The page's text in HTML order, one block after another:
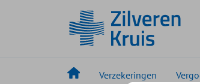
Verzekeringen